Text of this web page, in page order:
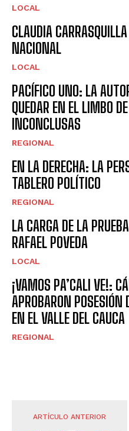
LOCAL
CLAUDIA
NACIONAL
LOCAL
PACÍFICO UNO: LA
QUEDAR EN EL LIMBO
INCONCLUSAS
REGIONAL
EN LA DERECHA: LA
TABLERO POLÍTICO
REGIONAL
LA CARGA DE LA
RAFAEL POVEDA
LOCAL
¡VAMOS PA’CALI VE!:
APROBARON POSESIÓN
EN EL VALLE DEL CAUCA
REGIONAL
ARTÍCULO ANTERIOR